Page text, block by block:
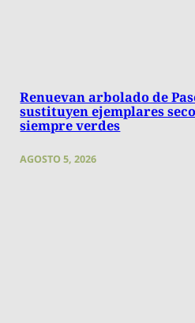
Renuevan arbolado de
sustituyen ejemplares
siempre verdes
AGOSTO 5, 2026